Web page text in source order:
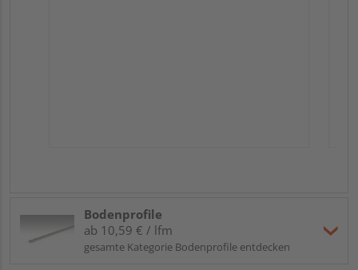
Bodenprofile
ab 10,59 € / lfm
gesamte Kategorie Bodenprofile entdecken